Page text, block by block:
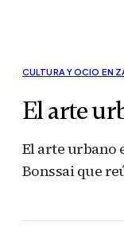
CULTURA Y OCIO EN
El arte
El arte urbano
Bonssai que